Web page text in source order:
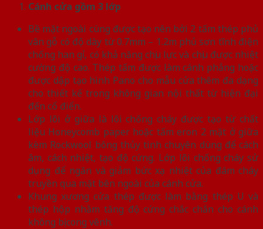
Cánh cửa gồm 3 lớp
Bề mặt ngoài cùng được tạo nên bởi 2 tấm thép phủ
vân gỗ có độ dày từ 0.7mm – 1.2m phủ sơn tĩnh điện
chống han gỉ, có khả năng chịu lực và chịu được nhiệt
cường độ cao. Thép tấm được làm cánh phẳng hoặc
được dập tạo hình Pano cho mẫu cửa thêm đa dạng
cho thiết kế trong không gian nội thất từ hiện đại
đến cổ điển.
Lớp lõi ở giữa là lõi chống cháy được tạo từ chất
liệu Honeycomb paper hoặc tấm eron 2 mặt ở giữa
kèm Rockwool bông thủy tinh chuyên dùng để cách
âm, cách nhiệt, tạo độ cứng. Lớp lõi chống cháy sử
dụng để ngăn và giảm bức xạ nhiệt của đám cháy
truyền qua mặt bên ngoài của cánh cửa.
Khung xương cửa thép được làm bằng thép U và
thép hộp nhằm tăng độ cứng chắc chắn cho cánh
không bị cong vênh.